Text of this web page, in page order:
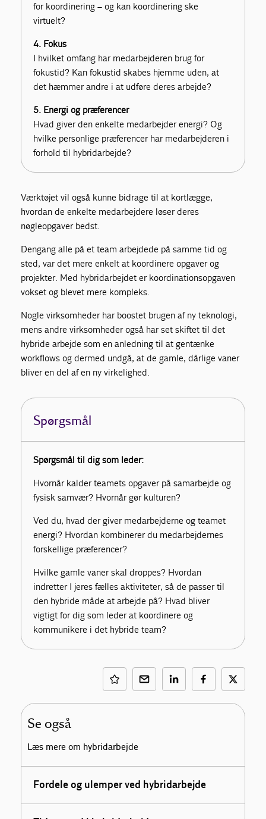
for koordinering – og kan koordinering ske
virtuelt?
4. Fokus
I hvilket omfang har medarbejderen brug for
fokustid? Kan fokustid skabes hjemme uden, at
det hæmmer andre i at udføre deres arbejde?
5. Energi og præferencer
Hvad giver den enkelte medarbejder energi? Og
hvilke personlige præferencer har medarbejderen i
forhold til hybridarbejde?
Værktøjet vil også kunne bidrage til at kortlægge,
hvordan de enkelte medarbejdere løser deres
nøgleopgaver bedst.
Dengang alle på et team arbejdede på samme tid og
sted, var det mere enkelt at koordinere opgaver og
projekter. Med hybridarbejdet er koordinationsopgaven
vokset og blevet mere kompleks.
Nogle virksomheder har boostet brugen af ny teknologi,
mens andre virksomheder også har set skiftet til det
hybride arbejde som en anledning til at gentænke
workflows og dermed undgå, at de gamle, dårlige vaner
bliver en del af en ny virkelighed.
Spørgsmål
Spørgsmål til dig som leder:
Hvornår kalder teamets opgaver på samarbejde og
fysisk samvær? Hvornår gør kulturen?
Ved du, hvad der giver medarbejderne og teamet
energi? Hvordan kombinerer du medarbejdernes
forskellige præferencer?
Hvilke gamle vaner skal droppes? Hvordan
indretter I jeres fælles aktiviteter, så de passer til
den hybride måde at arbejde på? Hvad bliver
vigtigt for dig som leder at koordinere og
kommunikere i det hybride team?
Se også
Læs mere om hybridarbejde
Fordele og ulemper ved hybridarbejde